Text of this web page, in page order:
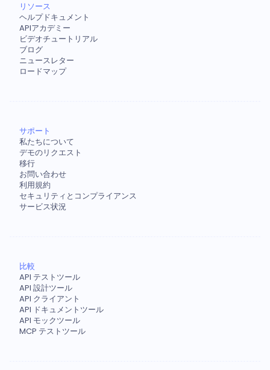
リソース
ヘルプドキュメント
APIアカデミー
ビデオチュートリアル
ブログ
ニュースレター
ロードマップ
サポート
私たちについて
デモのリクエスト
移行
お問い合わせ
利用規約
セキュリティとコンプライアンス
サービス状況
比較
API テストツール
API 設計ツール
API クライアント
API ドキュメントツール
API モックツール
MCP テストツール